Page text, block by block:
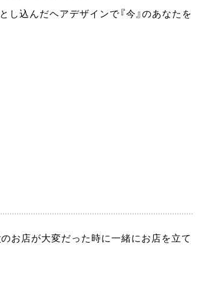
し込んだヘアデザインで『今』のあなたを
お店が大変だった時に一緒にお店を立て